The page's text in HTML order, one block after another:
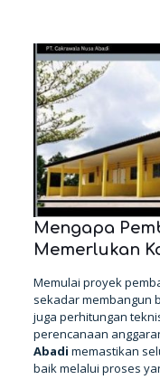
Mengapa
Memerlukan
Memulai proyek
sekadar membangun
juga perhitungan
perencanaan
Abadi memastikan
baik melalui proses